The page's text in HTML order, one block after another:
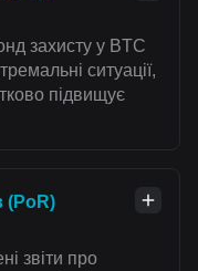
захисту у BTC
ситуації,
підвищує
(PoR)
звіти про